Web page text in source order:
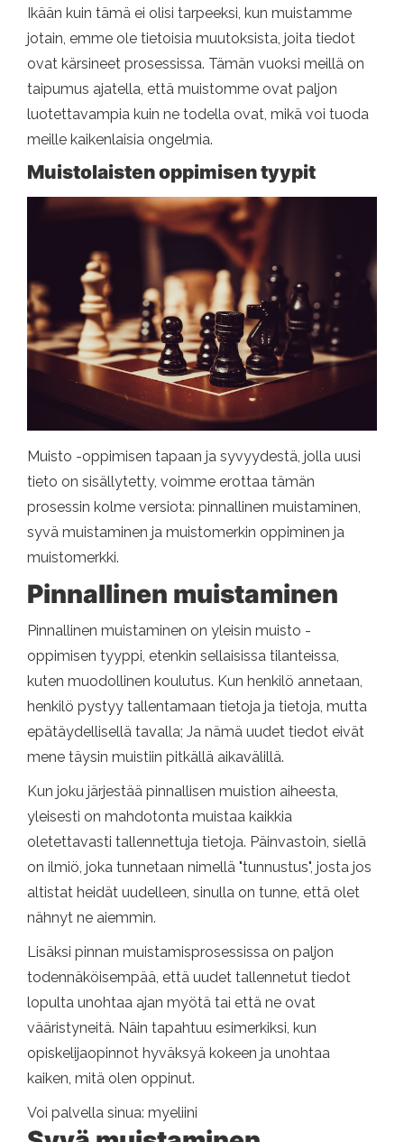
Ikään kuin tämä ei olisi tarpeeksi, kun muistamme
jotain, emme ole tietoisia muutoksista, joita tiedot
ovat kärsineet prosessissa. Tämän vuoksi meillä on
taipumus ajatella, että muistomme ovat paljon
luotettavampia kuin ne todella ovat, mikä voi tuoda
meille kaikenlaisia ​​ongelmia.
Muistolaisten oppimisen tyypit
Muisto -oppimisen tapaan ja syvyydestä, jolla uusi
tieto on sisällytetty, voimme erottaa tämän
prosessin kolme versiota: pinnallinen muistaminen,
syvä muistaminen ja muistomerkin oppiminen ja
muistomerkki.
Pinnallinen muistaminen
Pinnallinen muistaminen on yleisin muisto -
oppimisen tyyppi, etenkin sellaisissa tilanteissa,
kuten muodollinen koulutus. Kun henkilö annetaan,
henkilö pystyy tallentamaan tietoja ja tietoja, mutta
epätäydellisellä tavalla; Ja nämä uudet tiedot eivät
mene täysin muistiin pitkällä aikavälillä.
Kun joku järjestää pinnallisen muistion aiheesta,
yleisesti on mahdotonta muistaa kaikkia
oletettavasti tallennettuja tietoja. Päinvastoin, siellä
on ilmiö, joka tunnetaan nimellä "tunnustus", josta jos
altistat heidät uudelleen, sinulla on tunne, että olet
nähnyt ne aiemmin.
Lisäksi pinnan muistamisprosessissa on paljon
todennäköisempää, että uudet tallennetut tiedot
lopulta unohtaa ajan myötä tai että ne ovat
vääristyneitä. Näin tapahtuu esimerkiksi, kun
opiskelijaopinnot hyväksyä kokeen ja unohtaa
kaiken, mitä olen oppinut.
Voi palvella sinua: myeliini